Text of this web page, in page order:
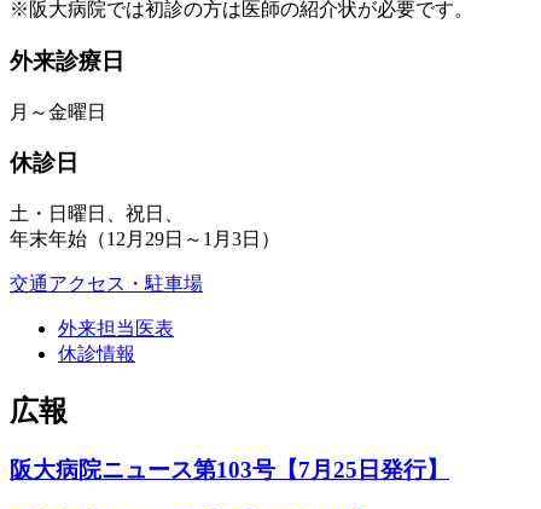
※阪大病院では初診の方は医師の紹介状が必要です。
外来診療日
月～金曜日
休診日
土・日曜日、祝日、
年末年始（12月29日～1月3日）
交通アクセス・駐車場
外来担当医表
休診情報
広報
阪大病院ニュース第103号【7月25日発行】